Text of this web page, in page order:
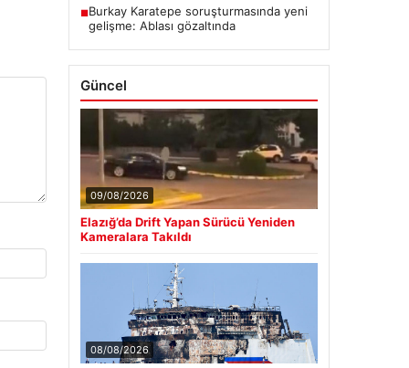
■Burkay Karatepe soruşturmasında yeni
gelişme: Ablası gözaltında
Güncel
09/08/2026
Elazığ’da Drift Yapan Sürücü Yeniden
Kameralara Takıldı
08/08/2026